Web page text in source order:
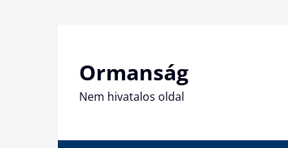
Ormanság
Nem hivatalos oldal